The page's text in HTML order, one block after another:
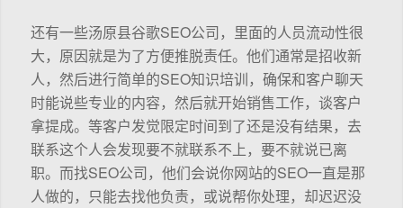
还有一些汤原县谷歌SEO公司，里面的人员流动性很
大，原因就是为了方便推脱责任。他们通常是招收新
人，然后进行简单的SEO知识培训，确保和客户聊天
时能说些专业的内容，然后就开始销售工作，谈客户
拿提成。等客户发觉限定时间到了还是没有结果，去
联系这个人会发现要不就联系不上，要不就说已离
职。而找SEO公司，他们会说你网站的SEO一直是那
人做的，只能去找他负责，或说帮你处理，却迟迟没